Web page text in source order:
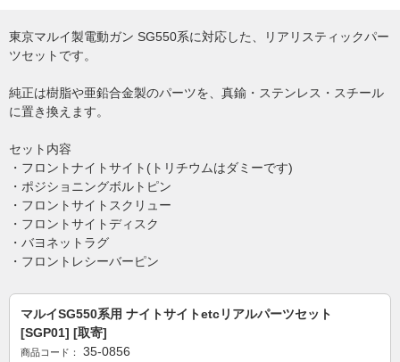
東京マルイ製電動ガン SG550系に対応した、リアリスティックパー
ツセットです。
純正は樹脂や亜鉛合金製のパーツを、真鍮・ステンレス・スチール
に置き換えます。
セット内容
・フロントナイトサイト(トリチウムはダミーです)
・ポジショニングボルトピン
・フロントサイトスクリュー
・フロントサイトディスク
・バヨネットラグ
・フロントレシーバーピン
マルイSG550系用 ナイトサイトetcリアルパーツセット
[SGP01] [取寄]
商品コード： 35-0856